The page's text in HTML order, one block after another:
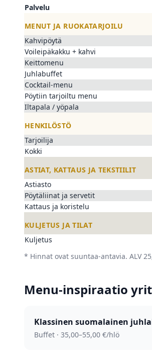
Palvelu
MENUT JA RUOKATARJOILU
Kahvipöytä
Voileipäkakku + kahvi
Keittomenu
Juhlabuffet
Cocktail-menu
Pöytiin tarjoiltu menu
Iltapala / yöpala
HENKILÖSTÖ
Tarjoilija
Kokki
ASTIAT, KATTAUS JA TEKSTIILIT
Astiasto
Pöytäliinat ja servetit
Kattaus ja koristelu
KULJETUS JA TILAT
Kuljetus
* Hinnat ovat suuntaa-antavia. ALV
Menu-inspiraatio
Klassinen suomalainen
Buffet · 35,00–55,00 €/hlö